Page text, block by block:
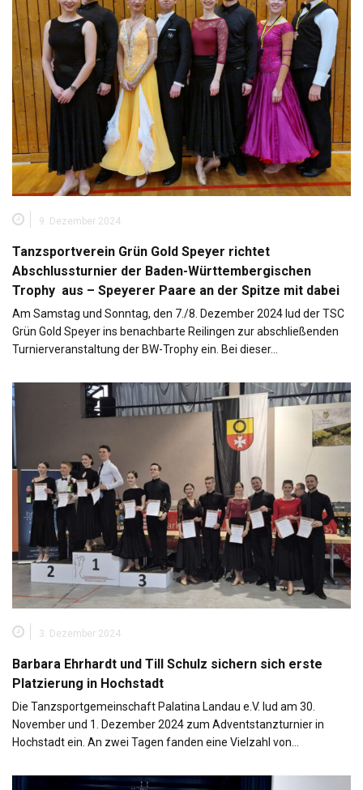
9. Dezember 2024
Tanzsportverein Grün Gold Speyer richtet
Abschlussturnier der Baden-Württembergischen
Trophy aus – Speyerer Paare an der Spitze mit dabei
Am Samstag und Sonntag, den 7./8. Dezember 2024 lud der TSC
Grün Gold Speyer ins benachbarte Reilingen zur abschließenden
Turnierveranstaltung der BW-Trophy ein. Bei dieser…
3. Dezember 2024
Barbara Ehrhardt und Till Schulz sichern sich erste
Platzierung in Hochstadt
Die Tanzsportgemeinschaft Palatina Landau e.V. lud am 30.
November und 1. Dezember 2024 zum Adventstanzturnier in
Hochstadt ein. An zwei Tagen fanden eine Vielzahl von…